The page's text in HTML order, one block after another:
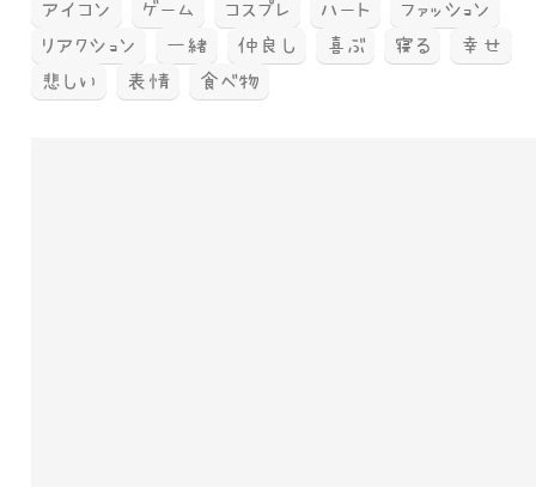
アイコン
ゲーム コスプレ ハート
ファッション
リアクション
一緒 仲良し 喜ぶ 寝る
幸せ
悲しい
表情 食べ物